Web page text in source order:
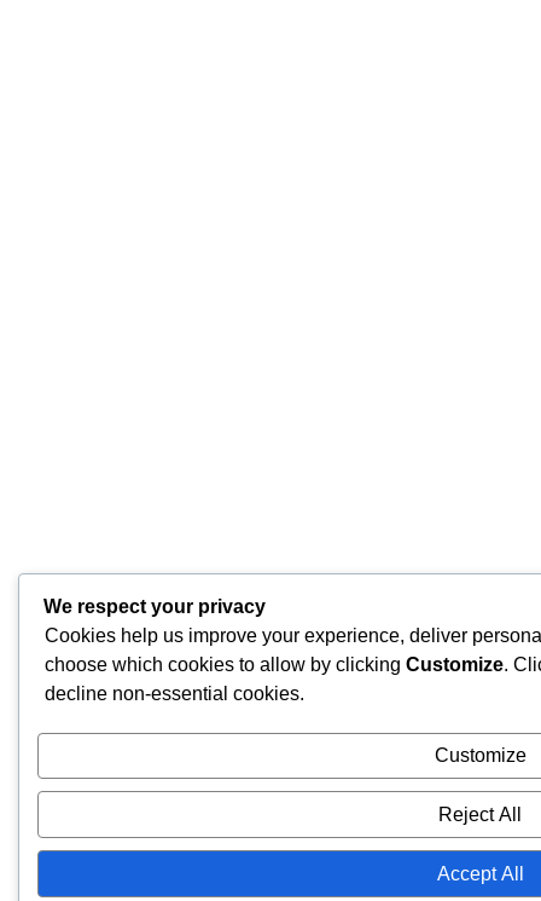
We respect your privacy
Cookies help us improve your experience, deliver
choose which cookies to allow by clicking Customize.
decline non-essential cookies.
Customize
Reject All
Accept All